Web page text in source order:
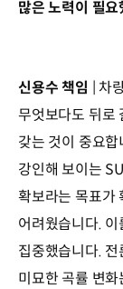
많은 노력이 필
신용수 책임 | 차
무엇보다도 뒤로
갖는 것이 중요
강인해 보이는
확보라는 목표가
어려웠습니다.
집중했습니다.
미묘한 곡률 변